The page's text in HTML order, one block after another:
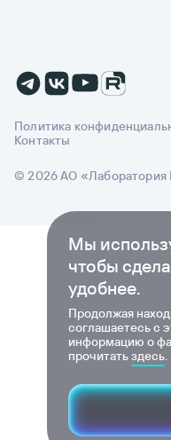
© 2026 АО «Лаборатория
Политика
Контакты
Мы
чтобы
удобнее.
Продолжая
соглашаетесь с
информацию о
прочитатьздесь.